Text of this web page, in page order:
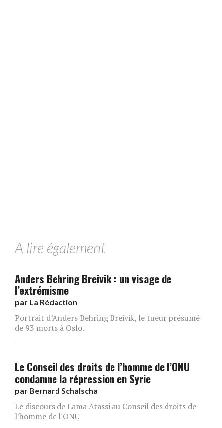
A lire également
Anders Behring Breivik : un visage de
l’extrémisme
par La Rédaction
Portrait d’Anders Behring Breivik, le tueur présumé
de 93 morts à Oslo.
Le Conseil des droits de l’homme de l’ONU
condamne la répression en Syrie
par Bernard Schalscha
Le discours de Lama Atassi au Conseil des droits de
l'homme de l'ONU